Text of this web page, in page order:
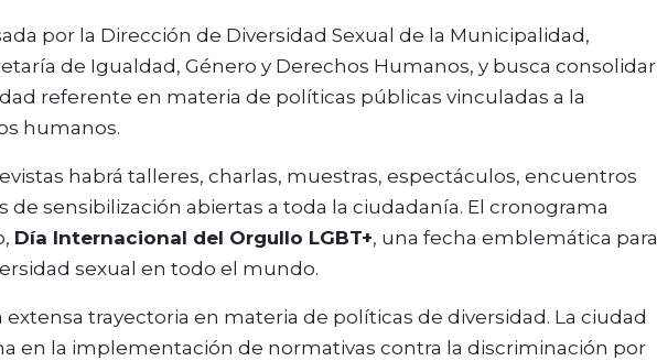
por la Dirección de Diversidad Sexual de la Municipalidad,
de Igualdad, Género y Derechos Humanos, y busca consolidar
referente en materia de políticas públicas vinculadas a la
humanos.
habrá talleres, charlas, muestras, espectáculos, encuentros
de sensibilización abiertas a toda la ciudadanía. El cronograma
Día Internacional del Orgullo LGBT+, una fecha emblemática para
sexual en todo el mundo.
trayectoria en materia de políticas de diversidad. La ciudad
en la implementación de normativas contra la discriminación por